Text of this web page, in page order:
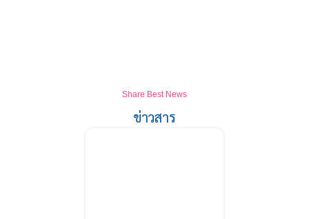
Share Best News
ข่าวสาร